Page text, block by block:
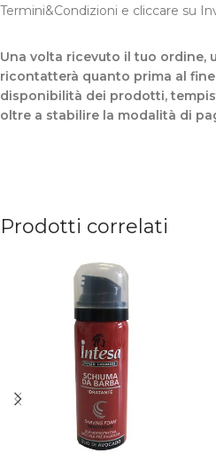
Termini&Condizioni e cliccare su
Una volta ricevuto il tuo ordine,
ricontatterà quanto prima al
disponibilità dei prodotti,
oltre a stabilire la modalità di
Prodotti correlati